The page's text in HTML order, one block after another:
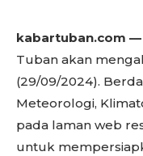
kabartuban.com —
Tuban akan
(29/09/2024).
Meteorologi,
pada laman web
untuk